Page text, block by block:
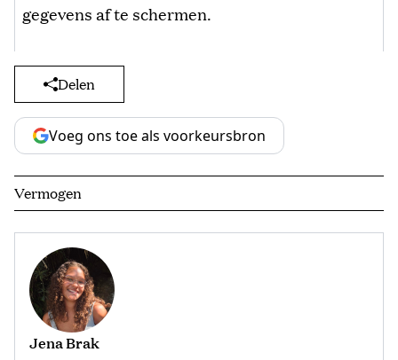
gegevens af te schermen.
Delen
Voeg ons toe als voorkeursbron
Vermogen
Jena Brak